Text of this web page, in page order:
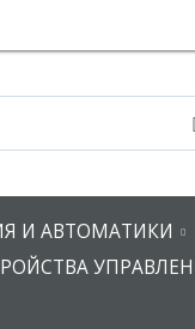
И АВТОМАТИКИ